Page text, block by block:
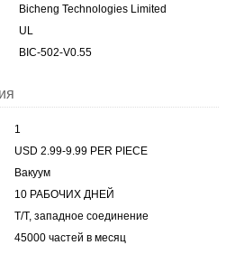
Bicheng Technologies Limited
UL
BIC-502-V0.55
1
USD 2.99-9.99 PER PIECE
Вакуум
10 РАБОЧИХ ДНЕЙ
T/T, западное соединение
45000 частей в месяц